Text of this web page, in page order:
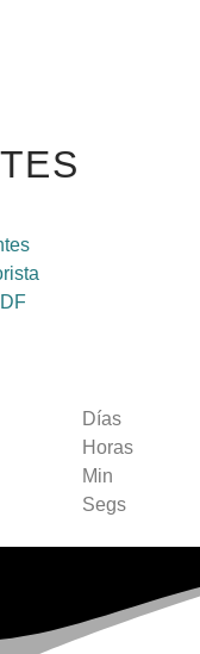
Días
Horas
Min
Segs